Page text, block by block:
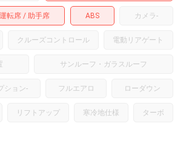
運転席 助手席 ABS カメラ-
クルーズコントロール 電動リアゲート
サンルーフ・ガラスルーフ
ション- フルエアロ ローダウン
リフトアップ 寒冷地仕様 ターボ